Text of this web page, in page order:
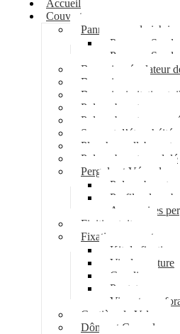
Accueil
Couverture
Panneau sandwich
Panneau
Panneau
Bac acier régulateur
Bac acier sec
Bac acier imitation tuile
Polycarbonate pour
Polycarbonate nervuré
Support d’étanchéité
Plancher collaborant
Polycarbonate ondulé
Pergola et Véranda
Polycarbonate
Profil
Accessoires
Finition toiture
Fixation couverture
Kit de fixation
Vis de couture
Cavalier
Pontet
Vis auto-
Costière de Velux
Dôme et Coupole